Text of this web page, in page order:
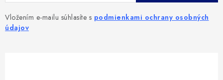
Vložením e-mailu súhlasíte s podmienkami ochrany osobných
údajov